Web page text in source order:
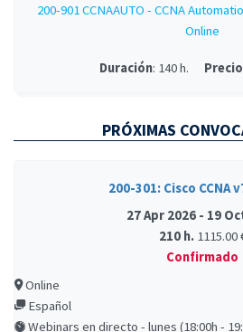
200-901 CCNAAUTO - CCNA
Online
Duración: 140 h. Precio
PRÓXIMAS
200-301: Cisco CCNA
27 Apr 2026 - 19
210 h. 1115.00
Confirmado
Online
Español
Webinars en directo - lunes (18:00h -